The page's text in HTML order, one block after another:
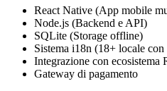
React Native (App mobile
Node.js (Backend e API)
SQLite (Storage offline)
Sistema i18n (18+ locale
Integrazione con ecosistema
Gateway di pagamento